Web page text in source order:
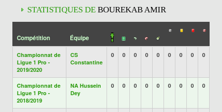
STATISTIQUES DE BOUREKAB AMIR
Compétition Équipe
Championnat de
Ligue 1 Pro -
2019/2020
CS
Constantine
0 0 0 0 0 0 0 0 0
Championnat de
Ligue 1 Pro -
2018/2019
NA Hussein
Dey
0 0 0 0 0 0 0 0 0